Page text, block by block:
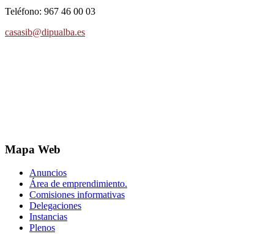
Teléfono: 967 46 00 03
casasib@dipualba.es
Mapa Web
Anuncios
Área de emprendimiento.
Comisiones informativas
Delegaciones
Instancias
Plenos